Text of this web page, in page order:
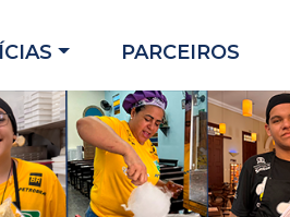
PARCEIROS